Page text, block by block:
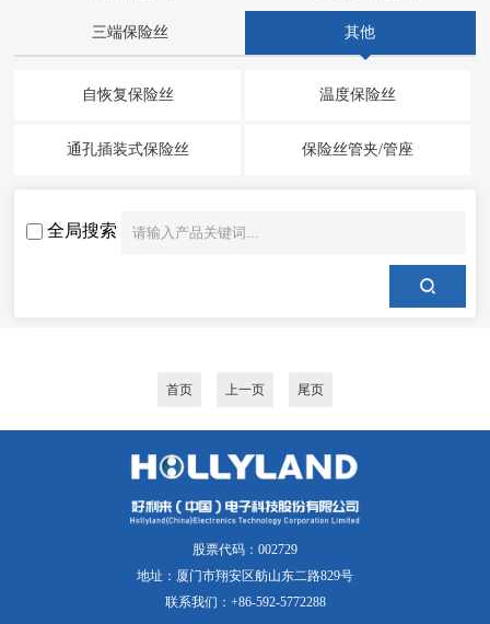
三端保险丝 其他
自恢复保险丝 温度保险丝
通孔插装式保险丝 保险丝管夹/管座
全局搜索
首页 上一页 尾页
股票代码：002729
地址：厦门市翔安区舫山东二路829号
联系我们：+86-592-5772288